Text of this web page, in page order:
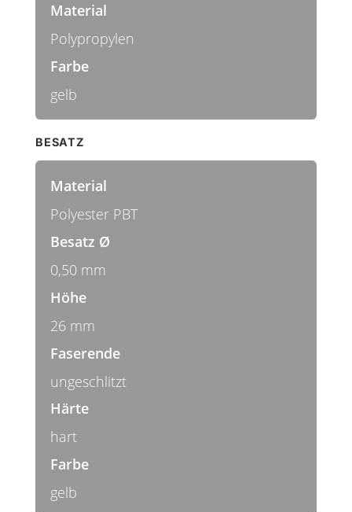
Material
Polypropylen
Farbe
gelb
BESATZ
Material
Polyester PBT
Besatz Ø
0,50 mm
Höhe
26 mm
Faserende
ungeschlitzt
Härte
hart
Farbe
gelb